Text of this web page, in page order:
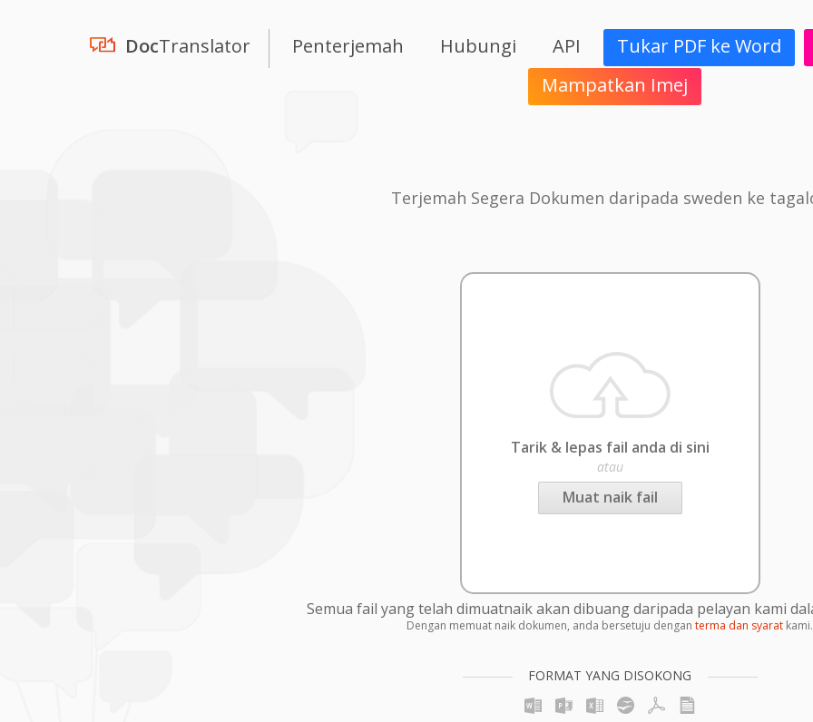
DocTranslator Penterjemah Hubungi API
Tukar PDF ke Word
Mampatkan Imej
Terjemah Segera Dokumen daripada sweden ke
Tarik & lepas fail anda di sini
atau
Muat naik fail
Semua fail yang telah dimuatnaik akan dibuang daripada pelayan kami
Dengan memuat naik dokumen, anda bersetuju dengan terma dan syarat kami.
FORMAT YANG DISOKONG